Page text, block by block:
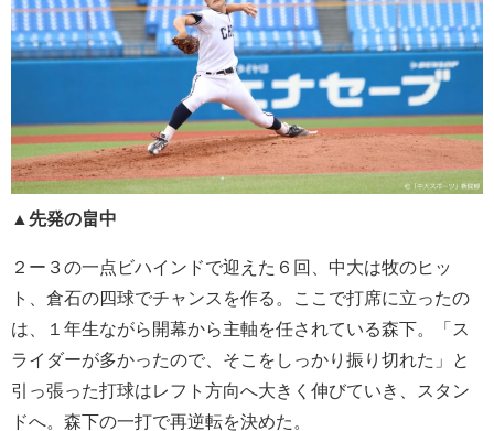
▲先発の畠中
２ー３の一点ビハインドで迎えた６回、中大は牧のヒッ
ト、 倉石の四球でチャンスを作る。ここで打席に立ったの
は、
１年生ながら開幕から主軸を任されている森下。「ス
ライダーが多かったので、 そこをしっかり振り切れた」と
引っ張った打球はレフト方向へ大きく伸びていき、スタン
ドへ。森下の一打で再逆転を決めた。